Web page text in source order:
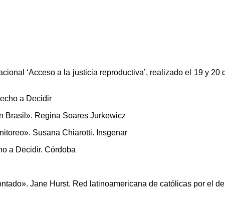
‘Acceso a la justicia reproductiva’, realizado el 19 y
a Decidir
Brasil». Regina Soares Jurkewicz
Susana Chiarotti. Insgenar
a Decidir. Córdoba
Jane Hurst. Red latinoamericana de católicas por el